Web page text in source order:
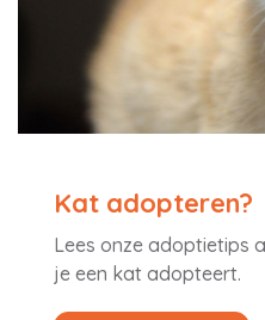
Kat adopteren?
Lees onze adoptietips
je een kat adopteert.